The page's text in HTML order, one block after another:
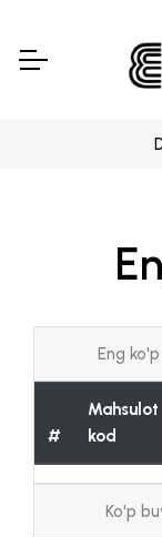
Eng
#
Mahsulot
kod
Ko'p